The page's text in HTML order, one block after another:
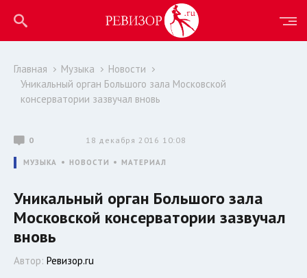
Главная Музыка
Новости
Уникальный орган Большого зала Московской
консерватории зазвучал вновь
0 18 декабря 2016 10:08
МУЗЫКА НОВОСТИ МАТЕРИАЛ
Уникальный орган Большого зала
Московской консерватории зазвучал
вновь
Автор: Ревизор.ru